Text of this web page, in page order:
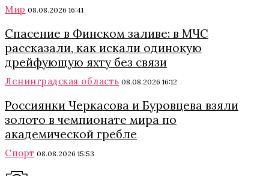
Мир 08.08.2026 16:41
Спасение в Финском заливе: в МЧС
рассказали, как искали одинокую
дрейфующую яхту без связи
Ленинградская область 08.08.2026 16:12
Россиянки Черкасова и Буровцева взяли
золото в чемпионате мира по
академической гребле
Спорт 08.08.2026 15:53